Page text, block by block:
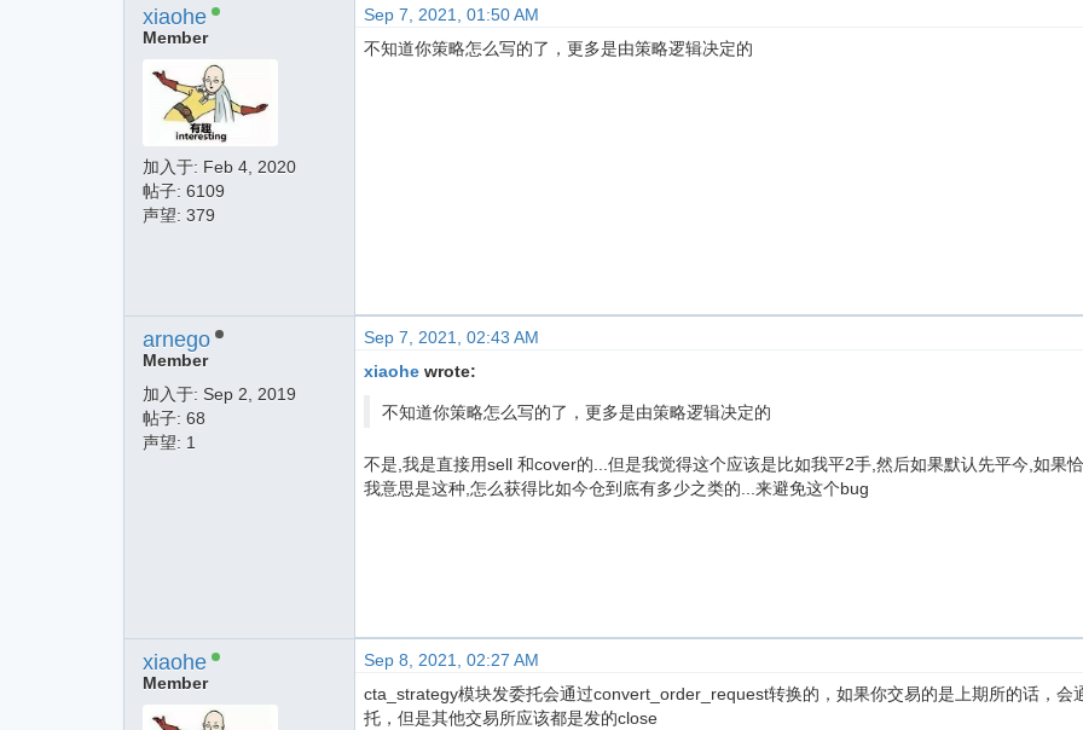
xiaohe
Member
加入于: Feb 4, 2020
帖子: 6109
声望: 379
Sep 7, 2021, 01:50 AM
不知道你策略怎么写的了，更多是由策略逻辑决定的
arnego
Member
加入于: Sep 2, 2019
帖子: 68
声望: 1
Sep 7, 2021, 02:43 AM
xiaohewrote:
不知道你策略怎么写的了，更多是由策略逻辑决定的
不是,我是直接用sell 和cover的...但是我觉得这个应该是比如我平2手,然后如果默认先平今,如果
我意思是这种,怎么获得比如今仓到底有多少之类的...来避免这个bug
xiaohe
Member
Sep 8, 2021, 02:27 AM
cta_strategy模块发委托会通过convert_order_request转换的，如果你交易的是上期所的话，
托，但是其他交易所应该都是发的close